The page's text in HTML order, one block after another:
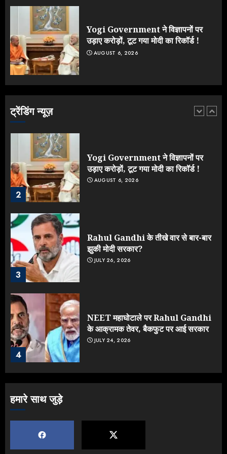
Yogi Government ने विज्ञापनों पर
उड़ाए करोड़ों, टूट गया मोदी का रिकॉर्ड !
AUGUST 6, 2026
ट्रेंडिंग न्यूज़
5
JULY 23, 2026
1
लड़ाई, यूपी चुनाव में भाजपा उठाएगी भारी
नुकसान
2
Yogi Government ने विज्ञापनों पर
उड़ाए करोड़ों, टूट गया मोदी का रिकॉर्ड !
AUGUST 6, 2026
3
Rahul Gandhi के तीखे वार से बार-बार
झुकी मोदी सरकार?
JULY 26, 2026
4
NEET महाघोटाले पर Rahul Gandhi
के आक्रामक तेवर, बैकफुट पर आई सरकार
JULY 24, 2026
हमारे साथ जुड़े